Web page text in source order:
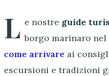
L e nostre guide
borgo marinaro nel
come arrivare ai
escursioni e tradizioni